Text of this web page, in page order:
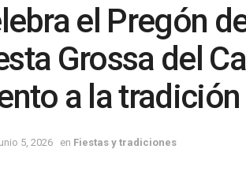
el Pregón
Grossa del
a la tradición
5, 2026 en Fiestas y tradiciones